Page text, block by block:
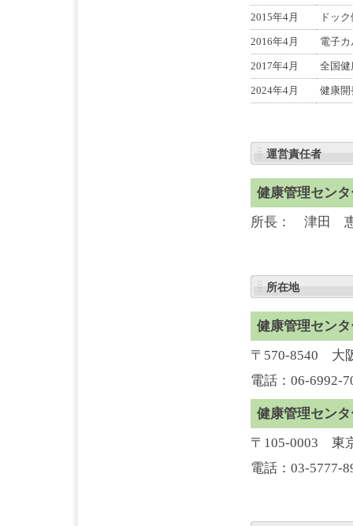
2015年4月 ドッ
2016年4月 電子カ
2017年4月 全国健
2024年4月 健康開
運営責任者
健康管理センタ
所長： 津田
所在地
健康管理センタ
〒570-8540 大
電話：06-6992-
健康管理セン
〒105-0003 東
電話：03-5777-